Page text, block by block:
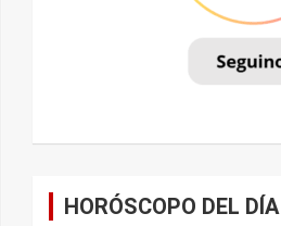
HORÓSCOPO DEL DÍA